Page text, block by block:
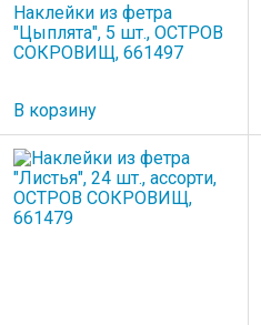
Наклейки из фетра
"Цыплята", 5 шт., ОСТРОВ
СОКРОВИЩ, 661497
В корзину